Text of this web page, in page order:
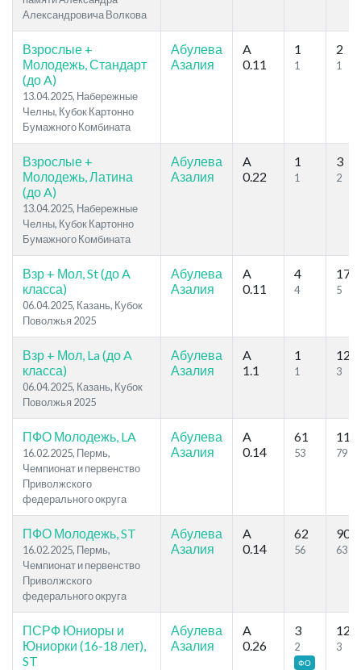
Александровича Волкова
Взрослые +
Молодежь, Стандарт
(до A)
13.04.2025, Набережные
Челны, Кубок Картонно
Бумажного Комбината
Абулева
Азалия
A
0.11
1
1
2
1
Взрослые +
Молодежь, Латина
(до A)
13.04.2025, Набережные
Челны, Кубок Картонно
Бумажного Комбината
Абулева
Азалия
A
0.22
1
1
3
2
Взр + Мол, St (до A
класса)
06.04.2025, Казань, Кубок
Поволжья 2025
Абулева
Азалия
A
0.11
4
4
17
5
Взр + Мол, La (до A
класса)
06.04.2025, Казань, Кубок
Поволжья 2025
Абулева
Азалия
A
1.1
1
1
12
3
ПФО Молодежь, LA
16.02.2025, Пермь,
Чемпионат и первенство
Приволжского
федерального округа
Абулева
Азалия
A
0.14
61
53
112
79
ПФО Молодежь, ST
16.02.2025, Пермь,
Чемпионат и первенство
Приволжского
федерального округа
Абулева
Азалия
A
0.14
62
56
90
63
ПСРФ Юниоры и
Юниорки (16-18 лет),
ST
Абулева
Азалия
A
0.26
3
2
ФО
12
3